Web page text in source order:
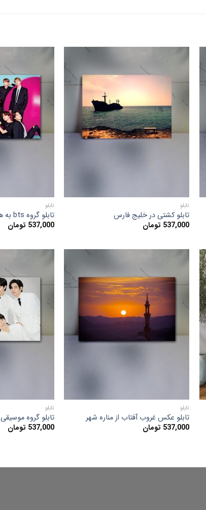
علاقه
مندی
ها
تابلو
تابلو کشتی در خلیج فارس
537,000 تومان
تابلو
تابلو گروه bts به همراه اعضا
537,000 تومان
مندی
تابلو
تابلو عکس غروب آفتاب از مناره شهر
537,000 تومان
تابلو
تابلو گروه موسیقی bts
537,000 تومان